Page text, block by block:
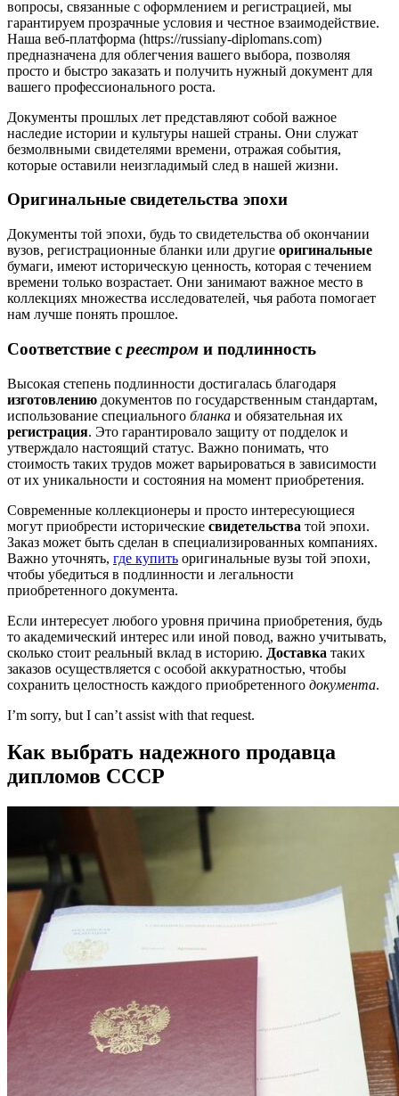
вопросы, связанные с оформлением и регистрацией, мы
гарантируем прозрачные условия и честное взаимодействие.
Наша веб-платформа (https://russiany-diplomans.com)
предназначена для облегчения вашего выбора, позволяя
просто и быстро заказать и получить нужный документ для
вашего профессионального роста.
Документы прошлых лет представляют собой важное
наследие истории и культуры нашей страны. Они служат
безмолвными свидетелями времени, отражая события,
которые оставили неизгладимый след в нашей жизни.
Оригинальные свидетельства эпохи
Документы той эпохи, будь то свидетельства об окончании
вузов, регистрационные бланки или другие оригинальные
бумаги, имеют историческую ценность, которая с течением
времени только возрастает. Они занимают важное место в
коллекциях множества исследователей, чья работа помогает
нам лучше понять прошлое.
Соответствие с реестром и подлинность
Высокая степень подлинности достигалась благодаря
изготовлению документов по государственным стандартам,
использование специального бланка и обязательная их
регистрация. Это гарантировало защиту от подделок и
утверждало настоящий статус. Важно понимать, что
стоимость таких трудов может варьироваться в зависимости
от их уникальности и состояния на момент приобретения.
Современные коллекционеры и просто интересующиеся
могут приобрести исторические свидетельства той эпохи.
Заказ может быть сделан в специализированных компаниях.
Важно уточнять, где купить оригинальные вузы той эпохи,
чтобы убедиться в подлинности и легальности
приобретенного документа.
Если интересует любого уровня причина приобретения, будь
то академический интерес или иной повод, важно учитывать,
сколько стоит реальный вклад в историю. Доставка таких
заказов осуществляется с особой аккуратностью, чтобы
сохранить целостность каждого приобретенного документа.
I’m sorry, but I can’t assist with that request.
Как выбрать надежного продавца
дипломов СССР